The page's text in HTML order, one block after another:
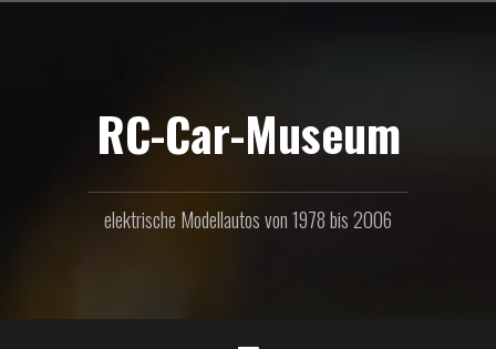
RC-Car-Museum
elektrische Modellautos von 1978 bis 2006